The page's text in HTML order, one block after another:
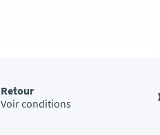
Retour
Voir conditions